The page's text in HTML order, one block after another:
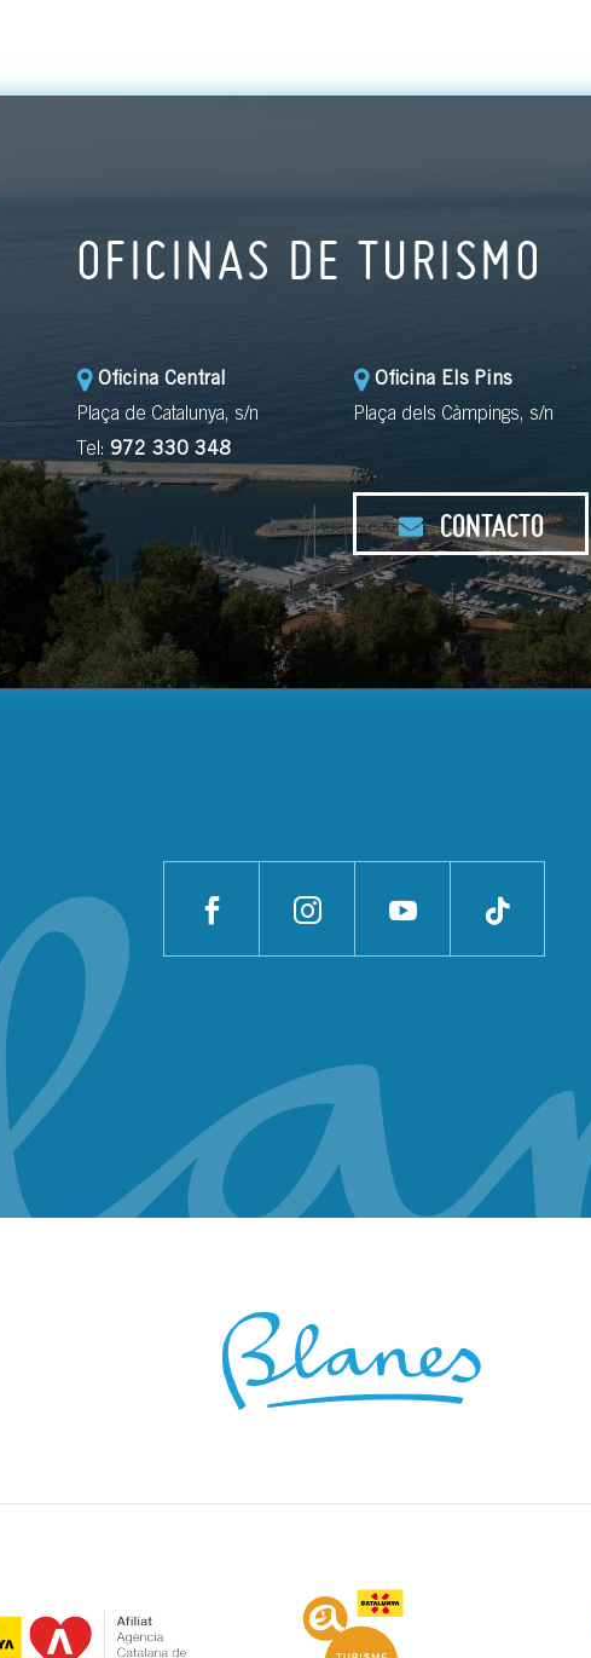
OFICINAS DE TURISMO
Oficina Central
Plaça de Catalunya, s/n
Tel: 972 330 348
Oficina Els Pins
Plaça dels Càmpings, s/n
CONTACTO